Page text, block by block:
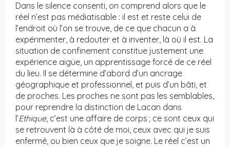
Dans le silence consenti, on comprend alors que le
réel n’est pas médiatisable : il est et reste celui de
l’endroit où l’on se trouve, de ce que chacun a à
expérimenter, à redouter et à inventer, là où il est. La
situation de confinement constitue justement une
expérience aigüe, un apprentissage forcé de ce réel
du lieu. Il se détermine d’abord d’un ancrage
géographique et professionnel, et puis d’un bâti, et
de proches. Les proches ne sont pas les semblables,
pour reprendre la distinction de Lacan dans
l’Ethique, c’est une affaire de corps ; ce sont ceux qui
se retrouvent là à côté de moi, ceux avec qui je suis
enfermé, ou bien ceux que je soigne. Le réel c’est un